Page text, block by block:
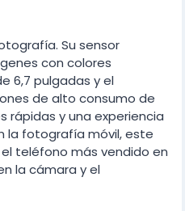
Su sensor
con colores
6,7 pulgadas y el
de alto consumo de
rápidas y una experiencia
la fotografía móvil, este
teléfono más vendido en
la cámara y el